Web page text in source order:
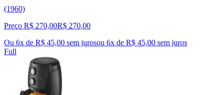
(1960)
Preço R$ 270,00R$ 270,00
Ou 6x de R$ 45,00 sem jurosou 6x de R$ 45,00 sem juros
Full